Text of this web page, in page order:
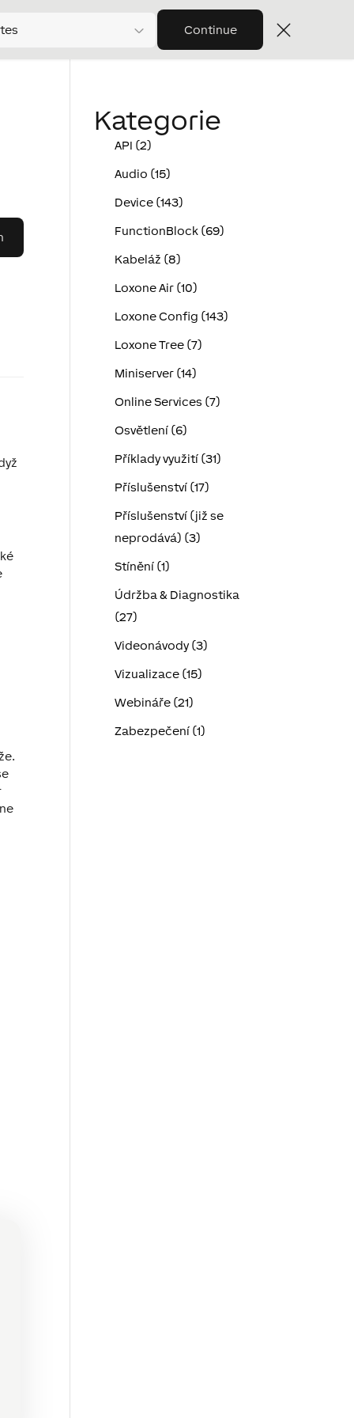
Continue
Kategorie
API (2)
Audio (15)
Device (143)
FunctionBlock (69)
Kabeláž (8)
Loxone Air (10)
Loxone Config (143)
Loxone Tree (7)
Miniserver (14)
Online Services (7)
Osvětlení (6)
Příklady využití (31)
Příslušenství (17)
Příslušenství (již se
neprodává) (3)
Stínění (1)
Údržba & Diagnostika
(27)
Videonávody (3)
Vizualizace (15)
Webináře (21)
Zabezpečení (1)